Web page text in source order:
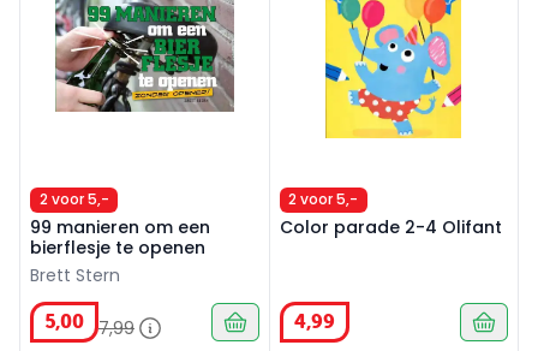
2 voor 5,-
99 manieren om een
bierflesje te openen
Brett Stern
5,00 7,99
2 voor 5,-
Color parade 2-4 Olifant
4,99